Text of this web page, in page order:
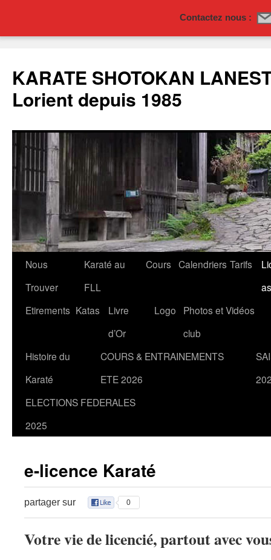
Contactez nous :
contenu
KARATE SHOTOKAN
Lorient depuis 1985
Nous
Trouver
Karaté au
FLL
Cours Calendriers Tarifs
Etirements Katas
Livre
d’Or
Logo
Photos et Vidéos
club
Histoire du
Karaté
COURS & ENTRAINEMENTS
ETE 2026
ELECTIONS FEDERALES
2025
e-licence Karaté
partager sur 0
Votre vie de licencié, partout avec